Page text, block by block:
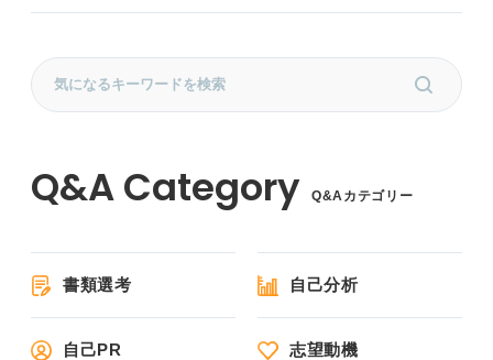
Q&Aカテゴリー
書類選考 自己分析
自己PR 志望動機